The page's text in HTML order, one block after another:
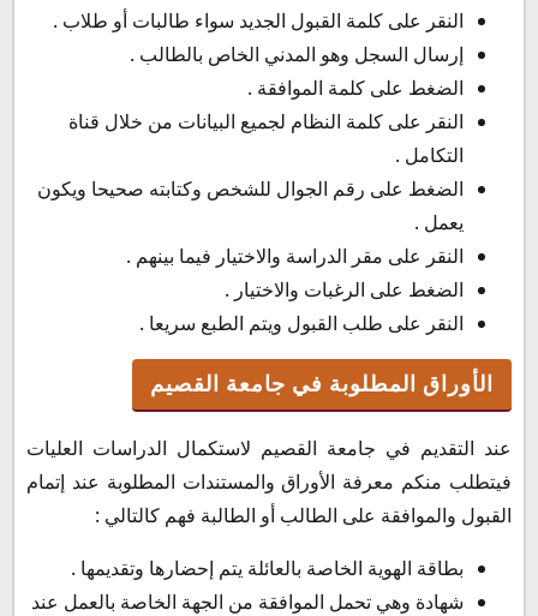
النقر على كلمة القبول الجديد سواء طالبات أو طلاب .
إرسال السجل وهو المدني الخاص بالطالب .
الضغط على كلمة الموافقة .
النقر على كلمة النظام لجميع البيانات من خلال قناة
التكامل .
الضغط على رقم الجوال للشخص وكتابته صحيحا ويكون
يعمل .
النقر على مقر الدراسة والاختيار فيما بينهم .
الضغط على الرغبات والاختيار .
النقر على طلب القبول ويتم الطبع سريعا .
الأوراق المطلوبة في جامعة القصيم
عند التقديم في جامعة القصيم لاستكمال الدراسات العليات
فيتطلب منكم معرفة الأوراق والمستندات المطلوبة عند إتمام
القبول والموافقة على الطالب أو الطالبة فهم كالتالي :
بطاقة الهوية الخاصة بالعائلة يتم إحضارها وتقديمها .
شهادة وهي تحمل الموافقة من الجهة الخاصة بالعمل عند